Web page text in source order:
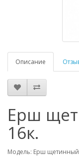
Описание
Ерш
16к.
Модель: Ерш щетинный